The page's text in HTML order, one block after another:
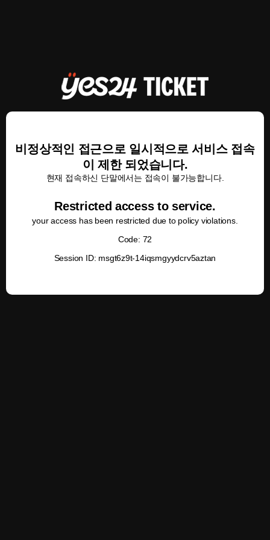
비정상적인 접근으로 일시적으로 서비스 접속
이 제한 되었습니다.
현재 접속하신 단말에서는 접속이 불가능합니다.
Restricted access to service.
your access has been restricted due to policy violations.
Code: 72
Session ID: msgt6z9t-14iqsmgyydcrv5aztan